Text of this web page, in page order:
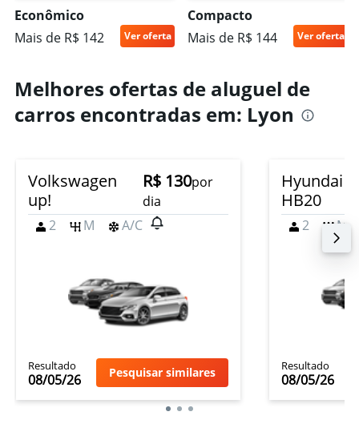
Econômico
Mais de R$ 142
Ver oferta
Compacto
Mais de R$ 144
Ver oferta
Melhores ofertas de aluguel de
carros encontradas em: Lyon
Volkswagen
up!
R$ 130por
dia
2
M A/C
Resultado
08/05/26 Pesquisar similares
Hyundai
HB20
2 M
Resultado
08/05/26